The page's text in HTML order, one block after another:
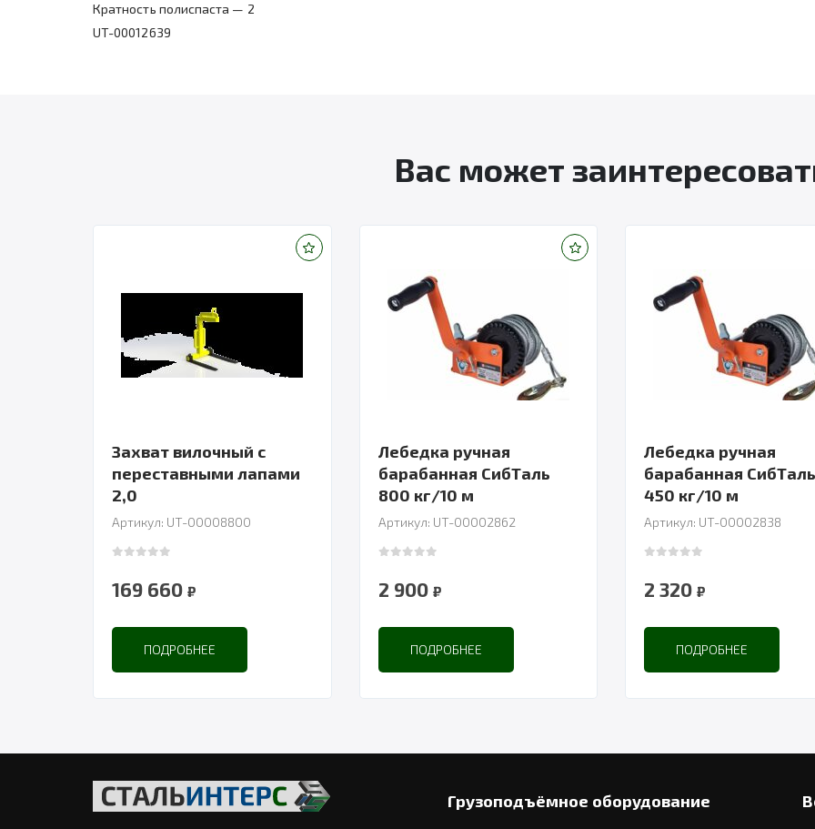
Кратность полиспаста — 2
UT-00012639
Вас может
Захват вилочный с
переставными лапами
2,0
Артикул: UT-00008800
169 660 ₽
ПОДРОБНЕЕ
Лебедка ручная
барабанная СибТаль
800 кг/10 м
Артикул: UT-00002862
2 900 ₽
ПОДРОБНЕЕ
Лебедка ручная
барабанная СибТаль
450 кг/10 м
Артикул: UT-00002838
2 320 ₽
ПОДРОБНЕЕ
Грузоподъёмное оборудование